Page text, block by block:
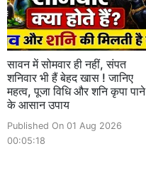
सावन में सोमवार ही नहीं, संपत
शनिवार भी हैं बेहद खास ! जानिए
महत्व, पूजा विधि और शनि कृपा पाने
के आसान उपाय
Published On 01 Aug 2026
00:05:18